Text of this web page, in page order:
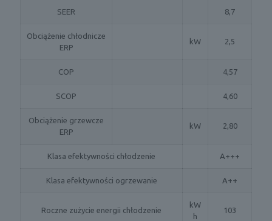
SEER 8,7
Obciążenie chłodnicze
ERP
kW 2,5
COP 4,57
SCOP 4,60
Obciążenie grzewcze
ERP
kW 2,80
Klasa efektywności chłodzenie A+++
Klasa efektywności ogrzewanie A++
Roczne zużycie energii chłodzenie
kW
h
103